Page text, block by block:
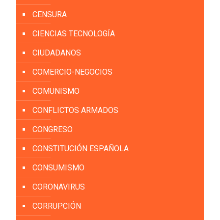
CENSURA
CIENCIAS TECNOLOGÍA
CIUDADANOS
COMERCIO-NEGOCIOS
COMUNISMO
CONFLICTOS ARMADOS
CONGRESO
CONSTITUCIÓN ESPAÑOLA
CONSUMISMO
CORONAVIRUS
CORRUPCIÓN